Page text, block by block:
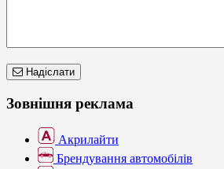
Надіслати
Зовнішня реклама
Акрилайти
Брендування автомобілів